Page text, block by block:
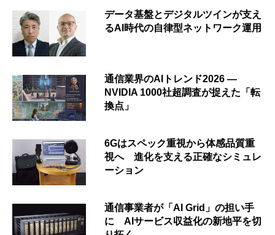
データ基盤とデジタルツインが支え
るAI時代の自律型ネットワーク運用
通信業界のAIトレンド2026 ―
NVIDIA 1000社超調査が捉えた「転
換点」
6Gはスペック重視から体感品質重
視へ 進化を支える正確なシミュレ
ーション
通信事業者が「AI Grid」の担い手
に AIサービス収益化の新地平を切